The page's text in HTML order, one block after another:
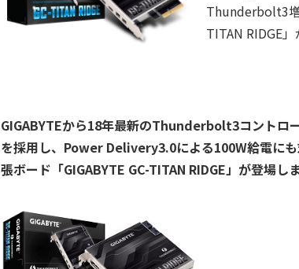
Thunderbolt3増
TITAN RIDGE
GIGABYTEから18年最新のThunderbolt3コントロ
を採用し、Power Delivery3.0による100W給電に
張ボード「GIGABYTE GC-TITAN RIDGE」が登場し